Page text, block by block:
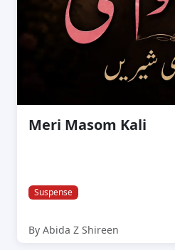
Meri Masom Kali
Suspense
By Abida Z Shireen